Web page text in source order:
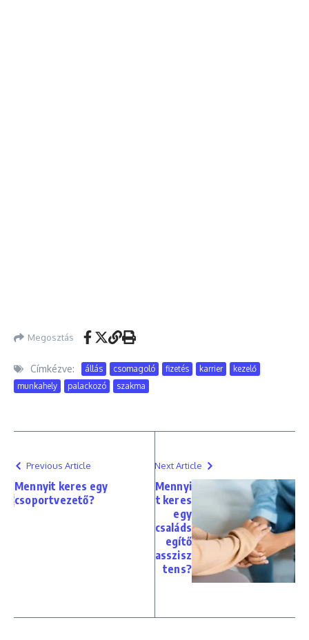
Megosztás
Címkézve: állás csomagoló fizetés karrier
kezelő
munkahely
palackozó szakma
Previous Article
Mennyit keres egy
csoportvezető?
Next Article
Mennyi
t keres
egy
családs
egítő
asszisz
tens?